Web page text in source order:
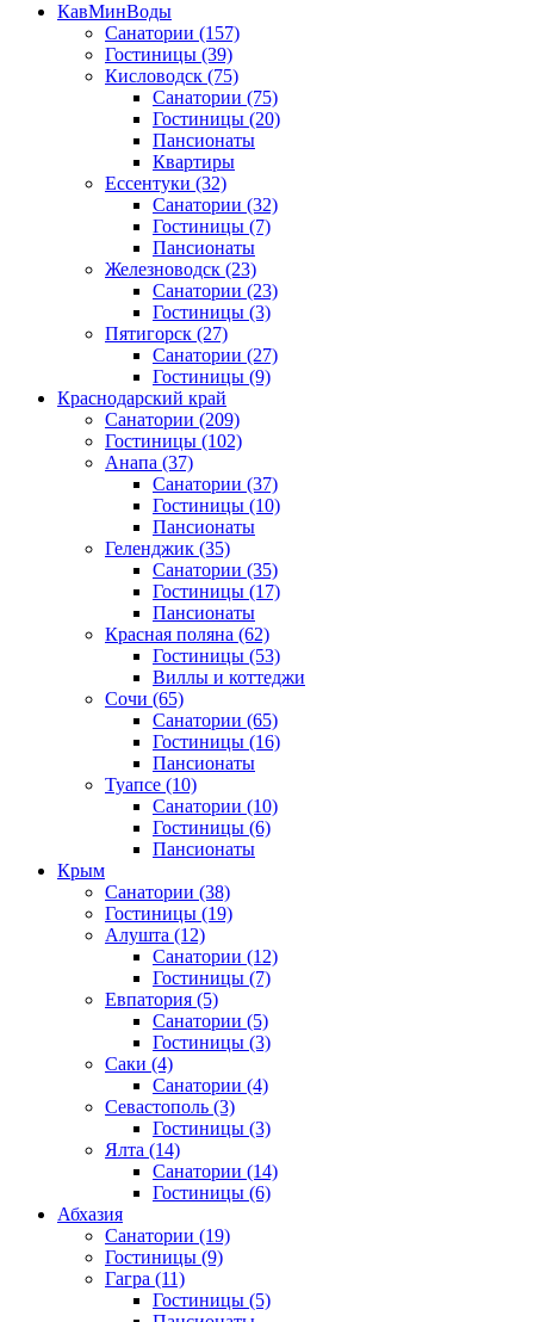
КавМинВоды
Санатории (157)
Гостиницы (39)
Кисловодск (75)
Санатории (75)
Гостиницы (20)
Пансионаты
Квартиры
Ессентуки (32)
Санатории (32)
Гостиницы (7)
Пансионаты
Железноводск (23)
Санатории (23)
Гостиницы (3)
Пятигорск (27)
Санатории (27)
Гостиницы (9)
Краснодарский край
Санатории (209)
Гостиницы (102)
Анапа (37)
Санатории (37)
Гостиницы (10)
Пансионаты
Геленджик (35)
Санатории (35)
Гостиницы (17)
Пансионаты
Красная поляна (62)
Гостиницы (53)
Виллы и коттеджи
Сочи (65)
Санатории (65)
Гостиницы (16)
Пансионаты
Туапсе (10)
Санатории (10)
Гостиницы (6)
Пансионаты
Крым
Санатории (38)
Гостиницы (19)
Алушта (12)
Санатории (12)
Гостиницы (7)
Евпатория (5)
Санатории (5)
Гостиницы (3)
Саки (4)
Санатории (4)
Севастополь (3)
Гостиницы (3)
Ялта (14)
Санатории (14)
Гостиницы (6)
Абхазия
Санатории (19)
Гостиницы (9)
Гагра (11)
Гостиницы (5)